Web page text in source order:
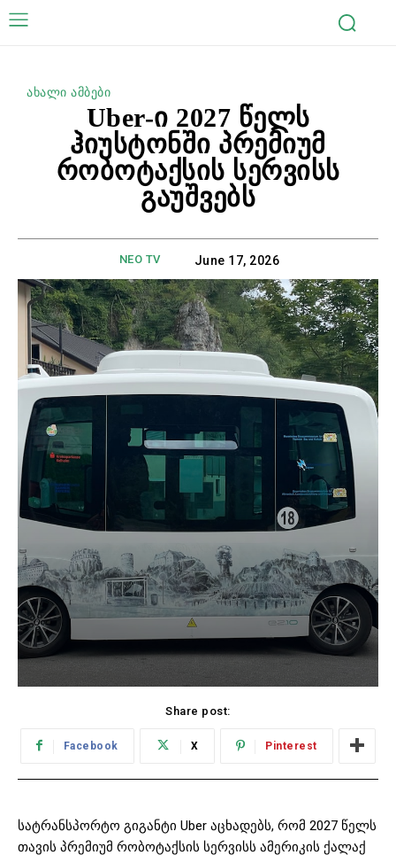
ახალი ამბები
Uber-ი 2027 წელს
ჰიუსტონში პრემიუმ
რობოტაქსის სერვისს
გაუშვებს
NEO TV June 17, 2026
Share post:
Facebook X Pinterest
სატრანსპორტო გიგანტი Uber აცხადებს, რომ 2027 წელს
თავის პრემიუმ რობოტაქსის სერვისს ამერიკის ქალაქ